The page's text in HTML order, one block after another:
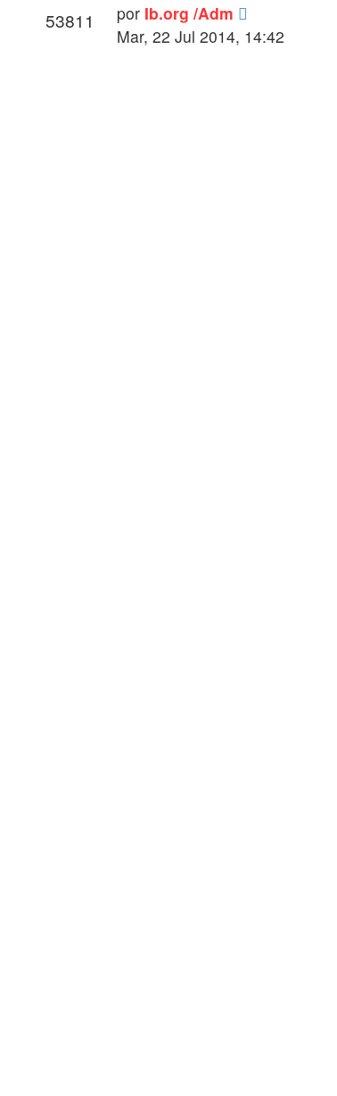
53811 por Ib.org /Adm
Mar, 22 Jul 2014, 14:42